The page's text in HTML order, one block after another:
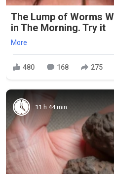
The Lump of Worms
in The Morning. Try it
More
480 168 275
11 h 44 min